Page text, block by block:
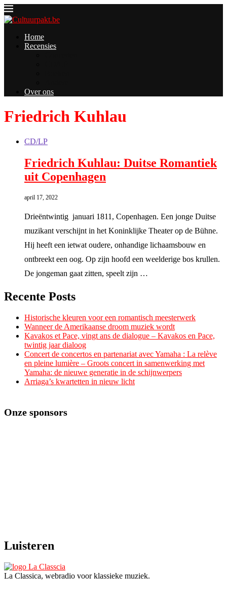
Home
Recensies
Over ons
Friedrich Kuhlau
CD/LP
Friedrich Kuhlau: Duitse Romantiek
uit Copenhagen
april 17, 2022
Drieëntwintig januari 1811, Copenhagen. Een jonge Duitse
muzikant verschijnt in het Koninklijke Theater op de Bühne.
Hij heeft een ietwat oudere, onhandige lichaamsbouw en
ontbreekt een oog. Op zijn hoofd een weelderige bos krullen.
De jongeman gaat zitten, speelt zijn …
Recente Posts
Historische kleuren voor een romantisch meesterwerk
Wanneer de Amerikaanse droom muziek wordt
Kavakos et Pace, vingt ans de dialogue – Kavakos en Pace,
twintig jaar dialoog
Concert de concertos en partenariat avec Yamaha : La relève
en pleine lumière – Groots concert in samenwerking met
Yamaha: de nieuwe generatie in de schijnwerpers
Arriaga’s kwartetten in nieuw licht
Onze sponsors
Luisteren
La Classica, webradio voor klassieke muziek.